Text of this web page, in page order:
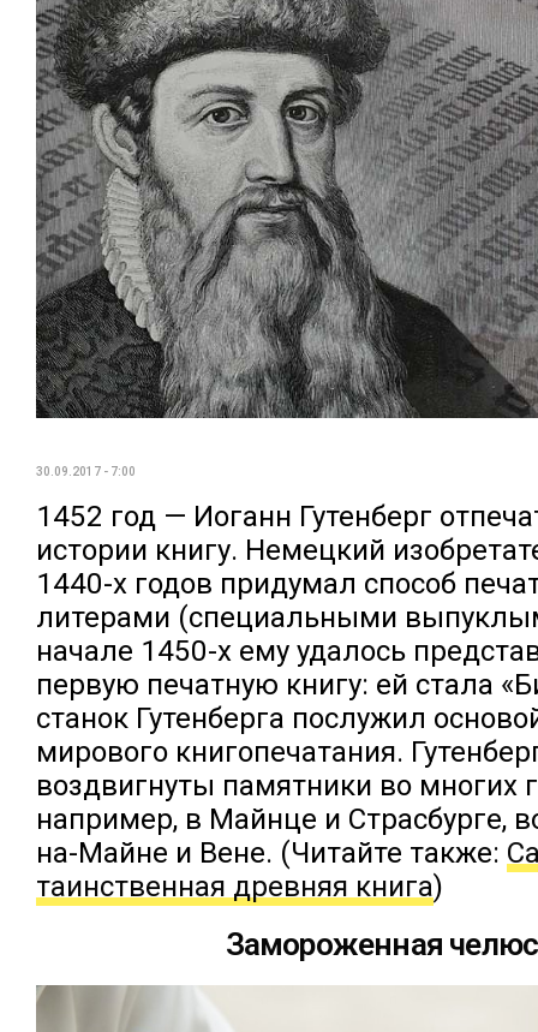
30.09.2017 - 7:00
1452 год — Иоганн Гутенберг
истории книгу. Немецкий
1440-х годов придумал способ
литерами (специальными
начале 1450-х ему удалось
первую печатную книгу: ей стала
станок Гутенберга послужил
мирового книгопечатания.
воздвигнуты памятники во многих
например, в Майнце и Страсбурге,
на-Майне и Вене. (Читайте также:
таинственная древняя книга)
Замороженная